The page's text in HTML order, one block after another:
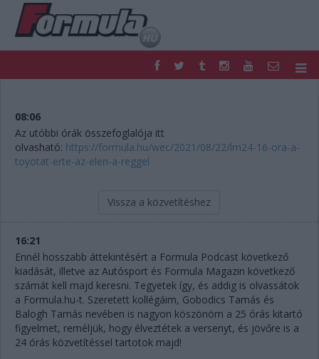
FORMULA
NEMZETKÖZI
RETRO
EGYÉB
PODCAST
PONTÁLLÁSOK
08:06
Az utóbbi órák összefoglalója itt
olvasható: https://formula.hu/wec/2021/08/22/lm24-16-ora-a-
toyotat-erte-az-elen-a-reggel
Vissza a közvetítéshez
16:21
Ennél hosszabb áttekintésért a Formula Podcast következő
kiadását, illetve az Autósport és Formula Magazin következő
számát kell majd keresni. Tegyetek így, és addig is olvassátok
a Formula.hu-t. Szeretett kollégáim, Gobodics Tamás és
Balogh Tamás nevében is nagyon köszönöm a 25 órás kitartó
figyelmet, reméljük, hogy élveztétek a versenyt, és jövőre is a
24 órás közvetítéssel tartotok majd!